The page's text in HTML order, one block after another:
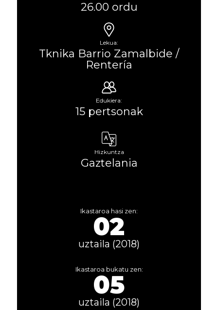
26.00 ordu
Lekua:
Tknika Barrio Zamalbide /
Rentería
Edukiera:
15 pertsonak
Hizkuntza
Gaztelania
Ikastaroa hasi zen:
02
uztaila (2018)
Ikastaroa bukatu zen:
05
uztaila (2018)